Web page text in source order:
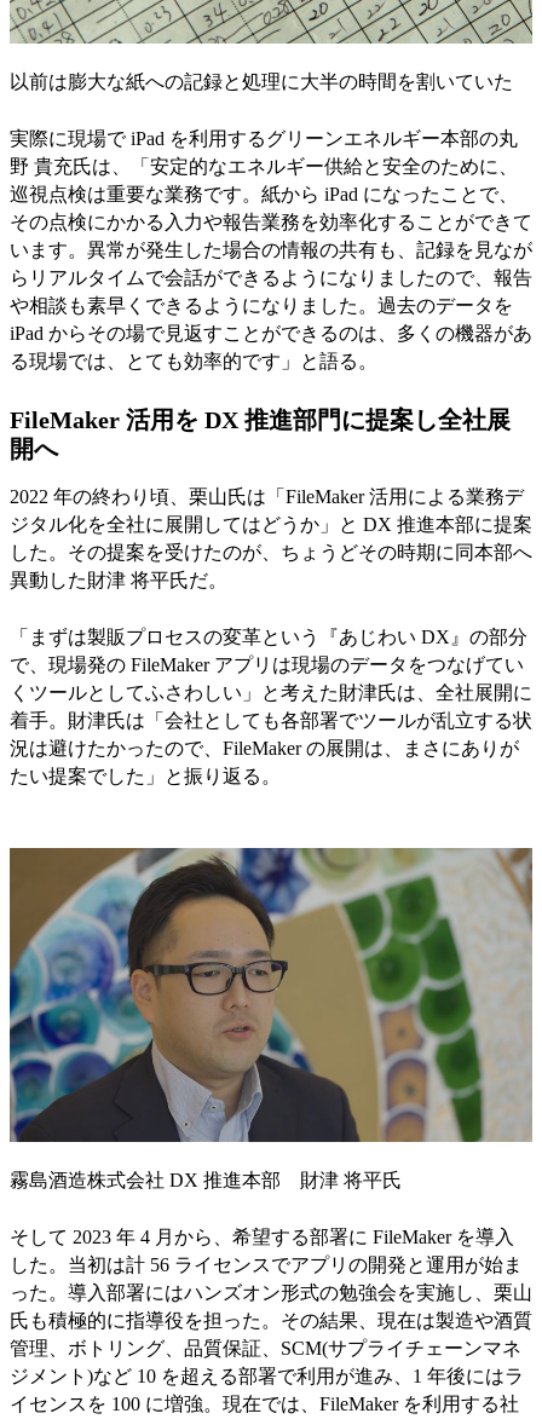
以前は膨大な紙への記録と処理に大半の時間を割いていた
実際に現場で iPad を利用するグリーンエネルギー本部の丸
野 貴充氏は、「安定的なエネルギー供給と安全のために、
巡視点検は重要な業務です。紙から iPad になったことで、
その点検にかかる入力や報告業務を効率化することができて
います。異常が発生した場合の情報の共有も、記録を見なが
らリアルタイムで会話ができるようになりましたので、報告
や相談も素早くできるようになりました。過去のデータを
iPad からその場で見返すことができるのは、多くの機器があ
る現場では、とても効率的です」と語る。
FileMaker 活用を DX 推進部門に提案し全社展
開へ
2022 年の終わり頃、栗山氏は「FileMaker 活用による業務デ
ジタル化を全社に展開してはどうか」と DX 推進本部に提案
した。その提案を受けたのが、ちょうどその時期に同本部へ
異動した財津 将平氏だ。
「まずは製販プロセスの変革という『あじわい DX』の部分
で、現場発の FileMaker アプリは現場のデータをつなげてい
くツールとしてふさわしい」と考えた財津氏は、全社展開に
着手。財津氏は「会社としても各部署でツールが乱立する状
況は避けたかったので、FileMaker の展開は、まさにありが
たい提案でした」と振り返る。
霧島酒造株式会社 DX 推進本部 財津 将平氏
そして 2023 年 4 月から、希望する部署に FileMaker を導入
した。当初は計 56 ライセンスでアプリの開発と運用が始ま
った。導入部署にはハンズオン形式の勉強会を実施し、栗山
氏も積極的に指導役を担った。その結果、現在は製造や酒質
管理、ボトリング、品質保証、SCM(サプライチェーンマネ
ジメント)など 10 を超える部署で利用が進み、1 年後にはラ
イセンスを 100 に増強。現在では、FileMaker を利用する社